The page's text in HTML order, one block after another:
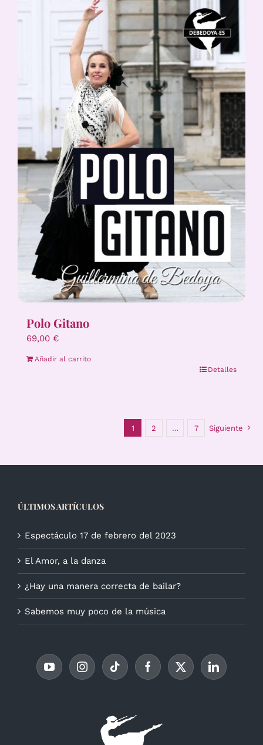
Polo Gitano
69,00 €
Añadir al carrito
Detalles
1 2 … 7 Siguiente
ÚLTIMOS ARTÍCULOS
Espectáculo 17 de febrero del 2023
El Amor, a la danza
¿Hay una manera correcta de bailar?
Sabemos muy poco de la música